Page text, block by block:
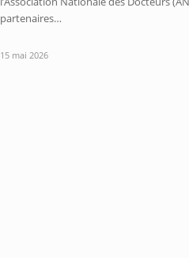
partenaires…
15 mai 2026